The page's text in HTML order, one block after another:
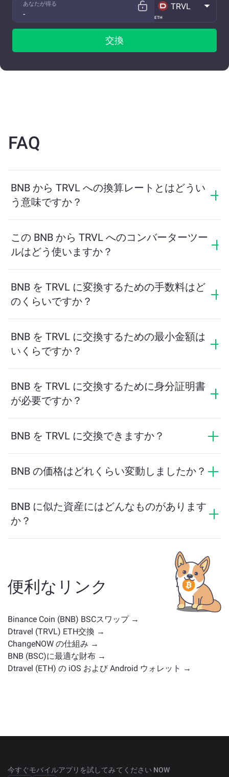
あなたが得る
ETH
TRVL
交換
FAQ
BNB から TRVL への換算レートとはどうい
う意味ですか？
を示します。このレートは市場状況、需要と供給、流
動性に応じて変動します。
この BNB から TRVL へのコンバーターツー
ルはどう使いますか？
取る予定の TRVL の量を計算します。その後、取引を
完了するための手順に従ってください。
BNB を TRVL に変換するための手数料はど
のくらいですか？
って異なります。ChangeNOWは隠れた手数料なしで競
争力のあるレートを提供しており、最終金額は取引を
確認する前に表示されます。
BNB を TRVL に交換するための最小金額は
いくらですか？
ります。プラットフォームはスムーズな取引を保証す
るために必要な最小額を自動的に計算します。ただ
し、ほとんどの場合、最小金額は2ドル相当です。
BNB を TRVL に交換するために身分証明書
が必要ですか？
速で匿名です。ただし、ChangeNOW Proにログインし
BNB を TRVL に交換できますか？
逆にも交換できます。さらに、ChangeNOWはマルチチ
BNB の価格はどれくらい変動しましたか？
BNB に似た資産にはどんなものがあります
か？
— ステーブルコイン、ユーティリティトークン、ガバ
ナンスコイン、またはその他のタイプかどうかです。
一般的な代替案には、類似のユースケースや市場の位
置を持つ他の暗号通貨が含まれます。
メイン交換ペー
で利用可能なすべての資産を確認してください。
便利なリンク
Binance Coin (BNB) BSCスワップ →
Dtravel (TRVL) ETH交換 →
ChangeNOW の仕組み →
BNB (BSC)に最適な財布 →
Dtravel (ETH) の iOS および Android ウォレット →
今すぐモバイルアプリを試してみてください NOW